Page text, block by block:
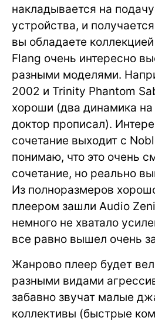
накладывается на
устройства, и
вы обладаете
Flang очень интересно
разными моделями.
2002 и Trinity Phantom
хороши (два динамика
доктор прописал).
сочетание выходит с
понимаю, что это очень
сочетание, но реально
Из полноразмеров
плеером зашли Audio
немного не хватало
все равно вышел очень
Жанрово плеер будет
разными видами
забавно звучат малые
коллективы (быстрые